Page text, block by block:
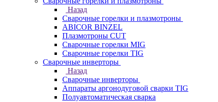
Назад
Сварочные горелки и плазмотроны
ABICOR BINZEL
Плазмотроны CUT
Сварочные горелки MIG
Сварочные горелки TIG
Сварочные инверторы
Назад
Сварочные инверторы
Аппараты аргонодуговой сварки TIG
Полуавтоматическая сварка